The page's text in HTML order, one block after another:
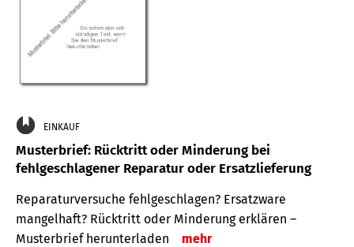
EINKAUF
Musterbrief: Rücktritt oder Minderung bei
fehlgeschlagener Reparatur oder Ersatzlieferung
Reparaturversuche fehlgeschlagen? Ersatzware
mangelhaft? Rücktritt oder Minderung erklären –
Musterbrief herunterladen
mehr